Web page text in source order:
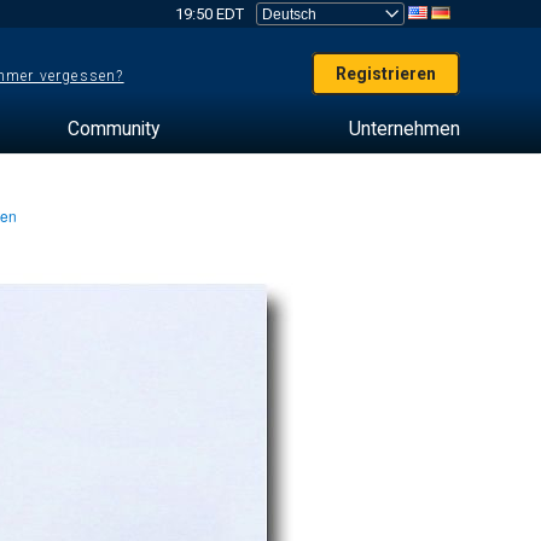
19:50 EDT
vergessen? Registrieren
Community Unternehmen